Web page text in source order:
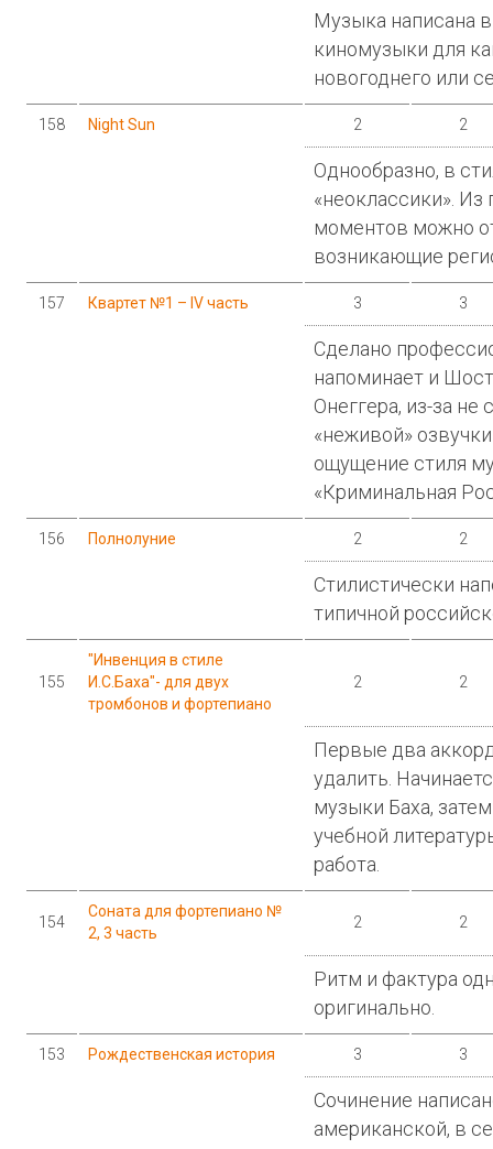
Музыка написана
киномузыки для
новогоднего или
158 Night Sun 2 2
Однообразно, в
«неоклассики».
моментов можно
возникающие
157 Квартет №1 – IV часть 3 3
Сделано
напоминает и
Онеггера, из-за
«неживой»
ощущение стиля
«Криминальная
156 Полнолуние 2 2
Стилистически
типичной
155
"Инвенция в стиле
И.С.Баха"- для двух
тромбонов и фортепиано
2 2
Первые два
удалить.
музыки Баха,
учебной
работа.
154
Соната для фортепиано №
2, 3 часть
2 2
Ритм и фактура
оригинально.
153 Рождественская история 3 3
Сочинение
американской, в